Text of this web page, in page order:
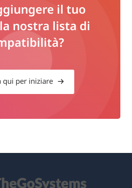
il tuo
nostra lista di
qui per iniziare